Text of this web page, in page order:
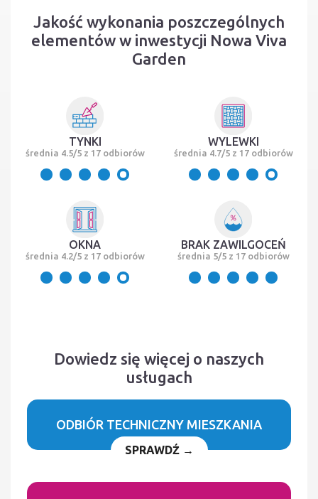
Jakość wykonania poszczególnych
elementów w inwestycji Nowa Viva
Garden
TYNKI
średnia 4.5/5 z 17 odbiorów
WYLEWKI
średnia 4.7/5 z 17 odbiorów
OKNA
średnia 4.2/5 z 17 odbiorów
BRAK ZAWILGOCEŃ
średnia 5/5 z 17 odbiorów
Dowiedz się więcej o naszych
usługach
ODBIÓR TECHNICZNY MIESZKANIA
SPRAWDŹ →